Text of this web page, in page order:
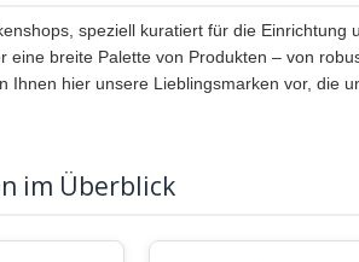
speziell kuratiert für die Einrichtung
eine breite Palette von Produkten – von
Ihnen hier unsere Lieblingsmarken vor, die
im Überblick